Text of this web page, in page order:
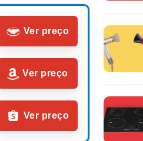
Ver preço
Ver preço
Ver preço